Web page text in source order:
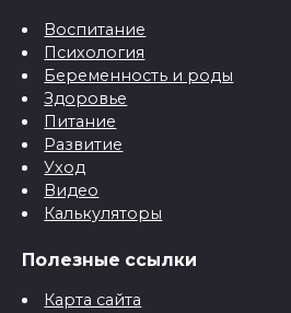
Воспитание
Психология
Беременность и роды
Здоровье
Питание
Развитие
Уход
Видео
Калькуляторы
Полезные ссылки
Карта сайта